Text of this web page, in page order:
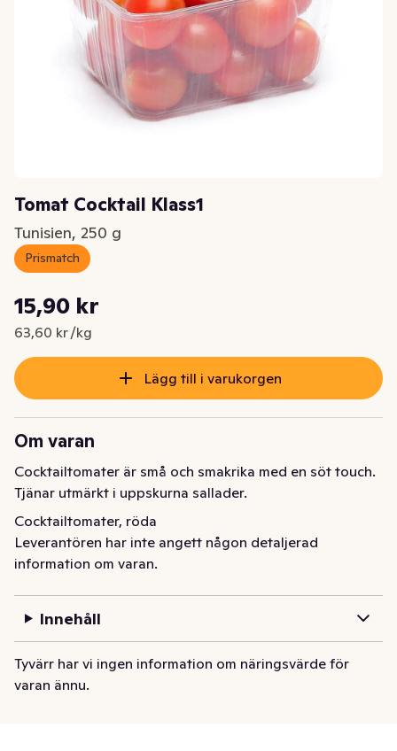
Tomat Cocktail Klass1
Tunisien, 250 g
Prismatch
Nuvarande pris är: 15,90 kr
15,90 kr
63,60 kr /kg
Styckpris: 63,60 kr /kg
Lägg till i varukorgen
Om varan
Cocktailtomater är små och smakrika med en söt touch.
Tjänar utmärkt i uppskurna sallader.
Cocktailtomater, röda
Leverantören har inte angett någon detaljerad
information om varan.
Innehåll
Tyvärr har vi ingen information om näringsvärde för
varan ännu.